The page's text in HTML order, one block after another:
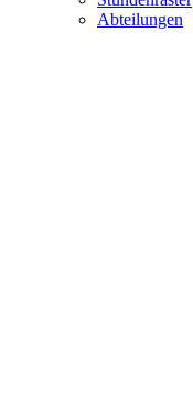
Abteilungen